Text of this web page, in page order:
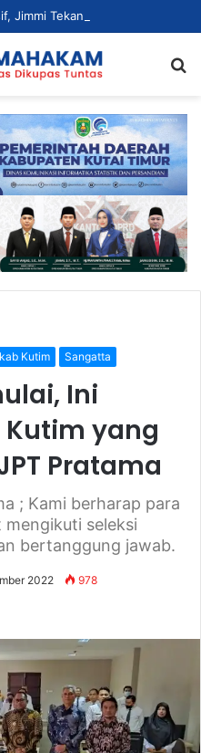
Kutim Sangatta
Ini
yang
Pratama
; Kami berharap para
seleksi
bertanggung jawab.
2022 978